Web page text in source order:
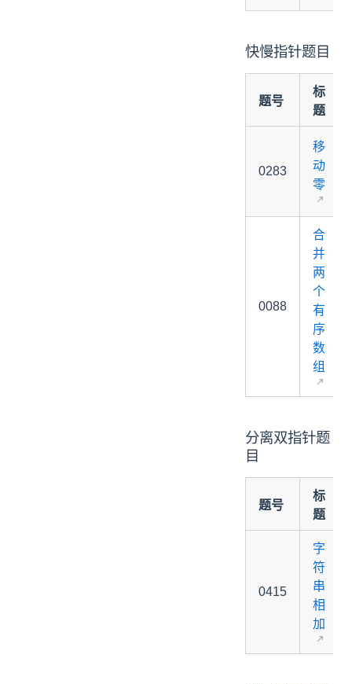
快慢指针题目
题号
标
题
0283
移
动
零
0088
合
并
两
个
有
序
数
组
分离双指针题
目
题号
标
题
0415
字
符
串
相
加